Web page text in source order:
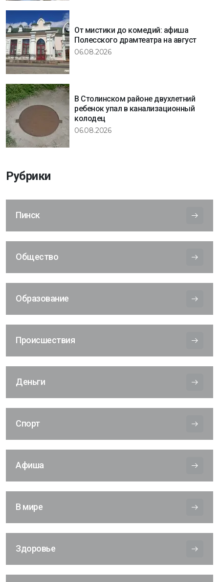
От мистики до комедий: афиша
Полесского драмтеатра на август
06.08.2026
В Столинском районе двухлетний
ребенок упал в канализационный
колодец
06.08.2026
Рубрики
Пинск
Общество
Образование
Происшествия
Деньги
Спорт
Афиша
В мире
Здоровье